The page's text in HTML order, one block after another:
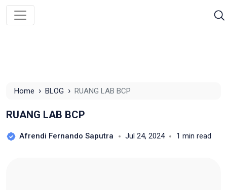
Home › BLOG › RUANG LAB BCP
RUANG LAB BCP
Afrendi Fernando Saputra Jul 24, 2024 1 min read